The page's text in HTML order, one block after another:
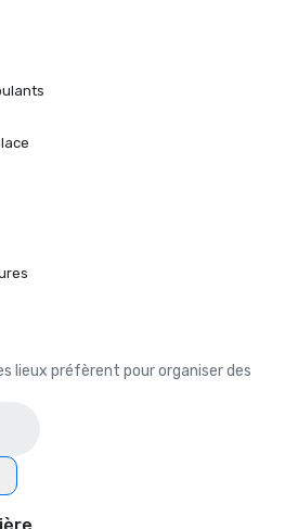
hôtels de SF - Hôtel avec
: l'un des 15 hôtels proposant
en matière de caviar
hôtels
plus beaux restaurants de SF
- Meilleur des meilleurs
des 6 meilleures destinations de
Unis (première liste)
d'hôtel de SF
de luxe les mieux notés à SF
de loisirs - Meilleur hôtel de SF
lieux préfèrent pour organiser des